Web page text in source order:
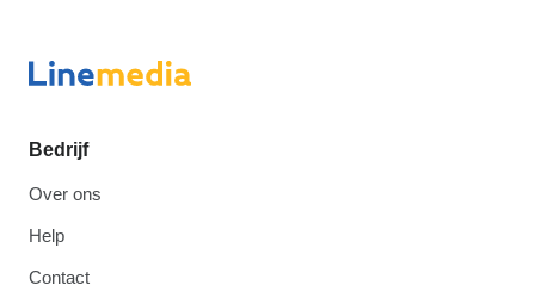
Bedrijf
Over ons
Help
Contact